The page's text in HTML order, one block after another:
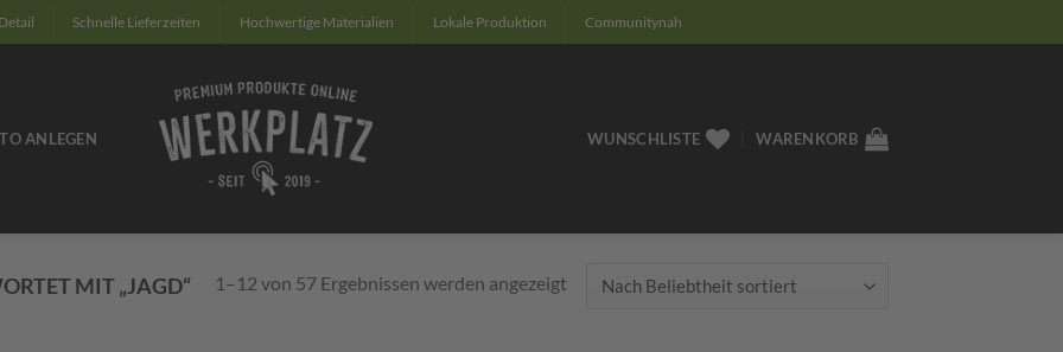
Schnelle Lieferzeiten Hochwertige Materialien Lokale Produktion Communitynah
ANLEGEN WUNSCHLISTE WARENKORB
MIT „JAGD“ 1–12 von 57 Ergebnissen werden angezeigt Nach